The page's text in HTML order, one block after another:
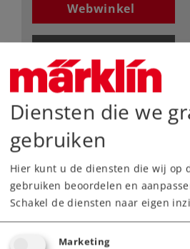
Webwinkel
Downloads
Highlights
Diensten die we
gebruiken
Hier kunt u de diensten die wij op
gebruiken beoordelen en
Schakel de diensten naar eigen
Marketing